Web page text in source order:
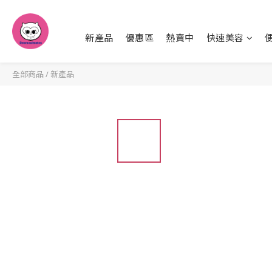
新產品 優惠區 熱賣中 快速美容
全部商品 /新產品